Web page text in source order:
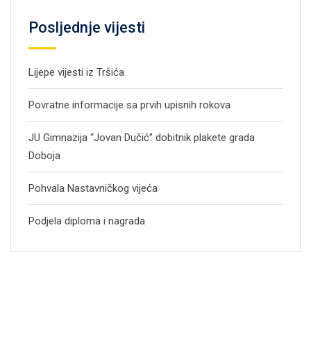
Posljednje vijesti
Lijepe vijesti iz Tršića
Povratne informacije sa prvih upisnih rokova
JU Gimnazija “Jovan Dučić” dobitnik plakete grada
Doboja
Pohvala Nastavničkog vijeća
Podjela diploma i nagrada